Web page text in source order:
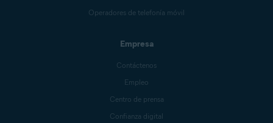
Operadores de telefonía móvil
Empresa
Contáctenos
Empleo
Centro de prensa
Confianza digital